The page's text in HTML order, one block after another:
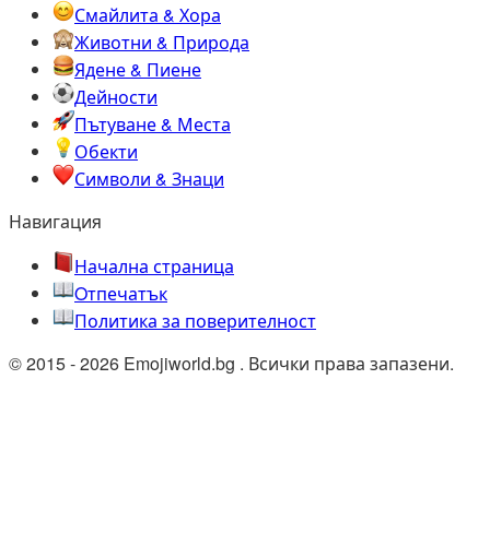
Смайлита & Хора
Животни & Природа
Ядене & Пиене
Дейности
Пътуване & Места
Обекти
Символи & Знаци
Навигация
Начална страница
Oтпечатък
Политика за поверителност
© 2015 - 2026 Emojiworld.bg . Всички права запазени.